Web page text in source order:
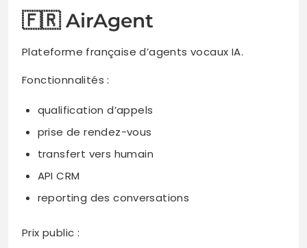
🇫🇷 AirAgent
Plateforme française d’agents vocaux IA.
Fonctionnalités :
qualification d’appels
prise de rendez-vous
transfert vers humain
API CRM
reporting des conversations
Prix public :